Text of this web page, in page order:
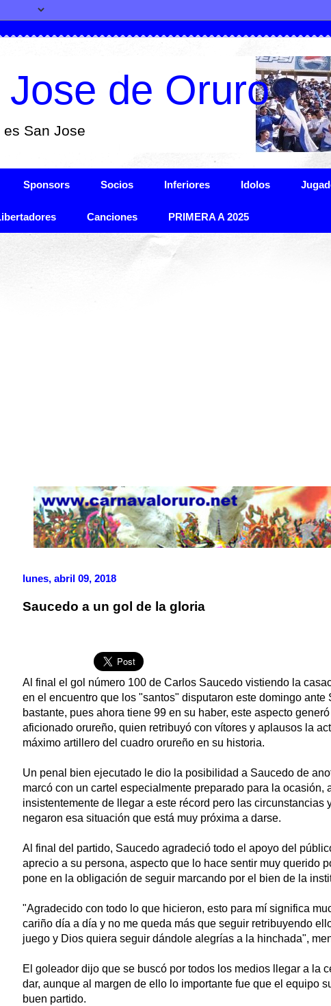
de Oruro
San Jose
Sponsors Socios Inferiores Idolos
Canciones PRIMERA A 2025
lunes, abril 09, 2018
Saucedo a un gol de la gloria
Al final el gol número 100 de Carlos Saucedo vistiendo la
en el encuentro que los "santos" disputaron este domingo ante
bastante, pues ahora tiene 99 en su haber, este aspecto
aficionado orureño, quien retribuyó con vítores y aplausos la
máximo artillero del cuadro orureño en su historia.
Un penal bien ejecutado le dio la posibilidad a Saucedo de
marcó con un cartel especialmente preparado para la ocasión,
insistentemente de llegar a este récord pero las circunstancias
negaron esa situación que está muy próxima a darse.
Al final del partido, Saucedo agradeció todo el apoyo del
aprecio a su persona, aspecto que lo hace sentir muy querido
pone en la obligación de seguir marcando por el bien de la
"Agradecido con todo lo que hicieron, esto para mí significa
cariño día a día y no me queda más que seguir retribuyendo
juego y Dios quiera seguir dándole alegrías a la hinchada",
El goleador dijo que se buscó por todos los medios llegar a la
dar, aunque al margen de ello lo importante fue que el equipo
buen partido.